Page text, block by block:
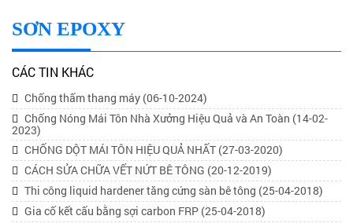
SƠN EPOXY
CÁC TIN KHÁC
Chống thấm thang máy (06-10-2024)
Chống Nóng Mái Tôn Nhà Xưởng Hiệu Quả và An Toàn (14-02-
2023)
CHỐNG DỘT MÁI TÔN HIỆU QUẢ NHẤT (27-03-2020)
CÁCH SỬA CHỮA VẾT NỨT BÊ TÔNG (20-12-2019)
Thi công liquid hardener tăng cứng sàn bê tông (25-04-2018)
Gia cố kết cấu bằng sợi carbon FRP (25-04-2018)